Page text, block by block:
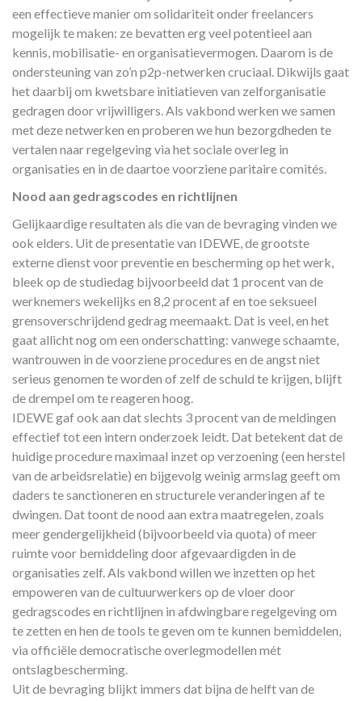
een effectieve manier om solidariteit onder freelancers
mogelijk te maken: ze bevatten erg veel potentieel aan
kennis, mobilisatie- en organisatievermogen. Daarom is de
ondersteuning van zo’n p2p-netwerken cruciaal. Dikwijls gaat
het daarbij om kwetsbare initiatieven van zelforganisatie
gedragen door vrijwilligers. Als vakbond werken we samen
met deze netwerken en proberen we hun bezorgdheden te
vertalen naar regelgeving via het sociale overleg in
organisaties en in de daartoe voorziene paritaire comités.
Nood aan gedragscodes en richtlijnen
Gelijkaardige resultaten als die van de bevraging vinden we
ook elders. Uit de presentatie van IDEWE, de grootste
externe dienst voor preventie en bescherming op het werk,
bleek op de studiedag bijvoorbeeld dat 1 procent van de
werknemers wekelijks en 8,2 procent af en toe seksueel
grensoverschrijdend gedrag meemaakt. Dat is veel, en het
gaat allicht nog om een onderschatting: vanwege schaamte,
wantrouwen in de voorziene procedures en de angst niet
serieus genomen te worden of zelf de schuld te krijgen, blijft
de drempel om te reageren hoog.
IDEWE gaf ook aan dat slechts 3 procent van de meldingen
effectief tot een intern onderzoek leidt. Dat betekent dat de
huidige procedure maximaal inzet op verzoening (een herstel
van de arbeidsrelatie) en bijgevolg weinig armslag geeft om
daders te sanctioneren en structurele veranderingen af te
dwingen. Dat toont de nood aan extra maatregelen, zoals
meer gendergelijkheid (bijvoorbeeld via quota) of meer
ruimte voor bemiddeling door afgevaardigden in de
organisaties zelf. Als vakbond willen we inzetten op het
empoweren van de cultuurwerkers op de vloer door
gedragscodes en richtlijnen in afdwingbare regelgeving om
te zetten en hen de tools te geven om te kunnen bemiddelen,
via officiële democratische overlegmodellen mét
ontslagbescherming.
Uit de bevraging blijkt immers dat bijna de helft van de